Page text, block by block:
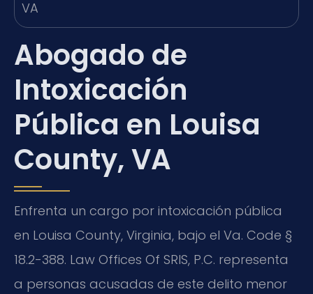
Abogado de
Intoxicación
Pública en Louisa
County, VA
Enfrenta un cargo por intoxicación pública
en Louisa County, Virginia, bajo el Va. Code §
18.2-388. Law Offices Of SRIS, P.C. representa
a personas acusadas de este delito menor